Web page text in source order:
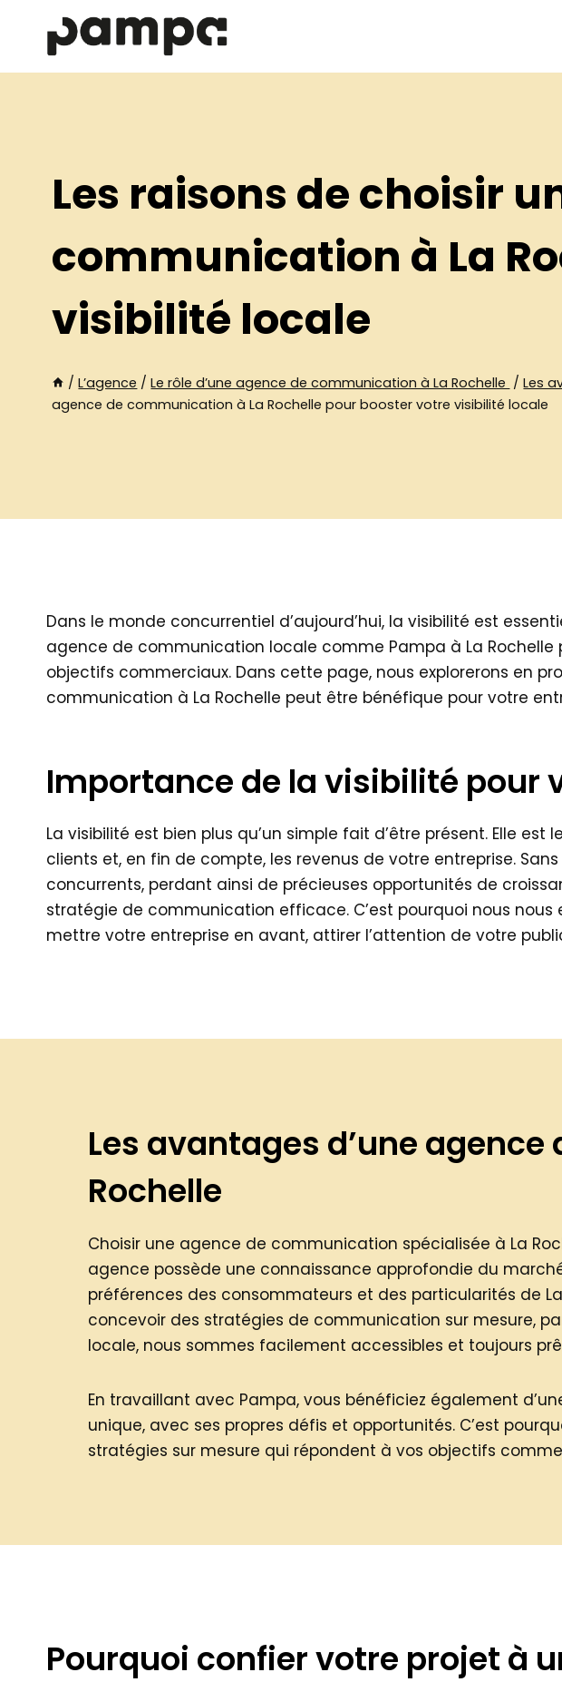
contenu
Les raisons de choisir
communication à La
visibilité locale
/ L’agence / Le rôle d’une agence de communication à La Rochelle / Les
agence de communication à La Rochelle pour booster votre visibilité locale
Dans le monde concurrentiel d’aujourd’hui, la visibilité est
agence de communication locale comme Pampa à La
objectifs commerciaux. Dans cette page, nous explorerons en
communication à La Rochelle peut être bénéfique pour votre
Importance de la visibilité pour
La visibilité est bien plus qu’un simple fait d’être présent. Elle
clients et, en fin de compte, les revenus de votre entreprise.
concurrents, perdant ainsi de précieuses opportunités de
stratégie de communication efficace. C’est pourquoi nous
mettre votre entreprise en avant, attirer l’attention de votre
Les avantages d’une
Rochelle
Choisir une agence de communication spécialisée à La
agence possède une connaissance approfondie du
préférences des consommateurs et des particularités de
concevoir des stratégies de communication sur mesure,
locale, nous sommes facilement accessibles et toujours
En travaillant avec Pampa, vous bénéficiez également
unique, avec ses propres défis et opportunités. C’est
stratégies sur mesure qui répondent à vos objectifs
Pourquoi confier votre projet à